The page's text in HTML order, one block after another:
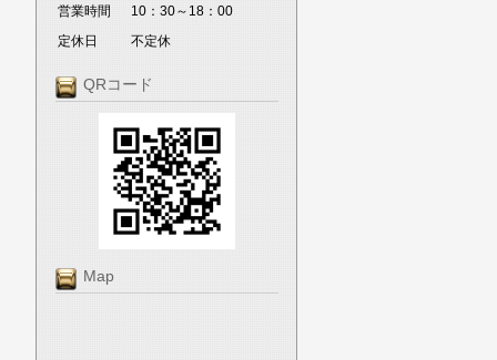
営業時間
10：30～18：00
定休日
不定休
QRコード
Map